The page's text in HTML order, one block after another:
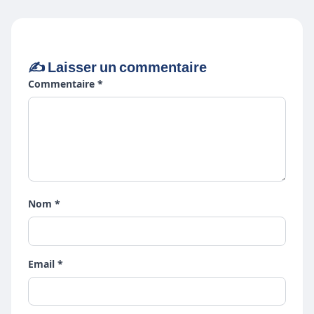
✍️ Laisser un commentaire
Commentaire *
Nom *
Email *